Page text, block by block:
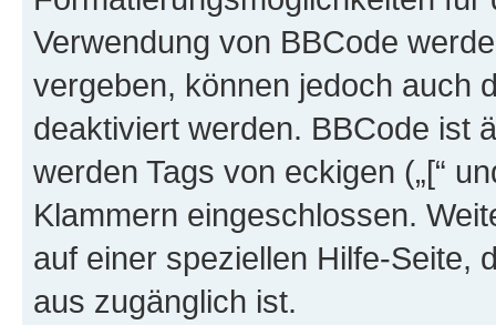
Verwendung von BBCode
vergeben, können jedoch auch
deaktiviert werden. BBCode ist
werden Tags von eckigen („[“
Klammern eingeschlossen.
auf einer speziellen Hilfe-Seite,
aus zugänglich ist.